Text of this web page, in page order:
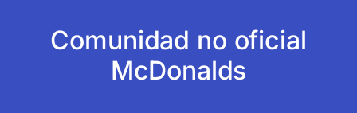
Comunidad no oficial
McDonalds